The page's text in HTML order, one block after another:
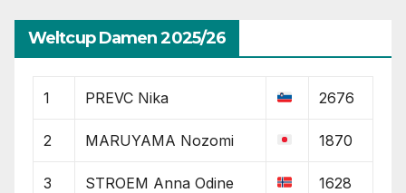
Weltcup Damen 2025/26
1 PREVC Nika 2676
2 MARUYAMA Nozomi 1870
3 STROEM Anna Odine 1628